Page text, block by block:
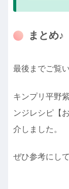
まとめ♪
最後までご覧
キンプリ平野
ンジレシピ【
介しました。
ぜひ参考にし